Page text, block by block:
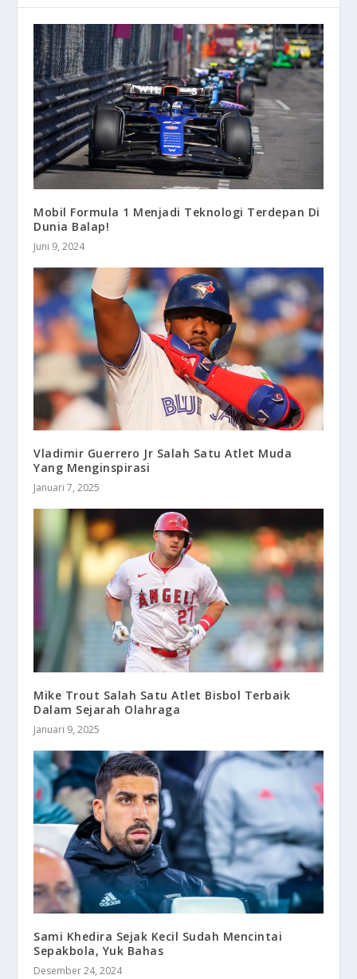
Mobil Formula 1 Menjadi Teknologi Terdepan Di
Dunia Balap!
Juni 9, 2024
Vladimir Guerrero Jr Salah Satu Atlet Muda
Yang Menginspirasi
Januari 7, 2025
Mike Trout Salah Satu Atlet Bisbol Terbaik
Dalam Sejarah Olahraga
Januari 9, 2025
Sami Khedira Sejak Kecil Sudah Mencintai
Sepakbola, Yuk Bahas
Desember 24, 2024